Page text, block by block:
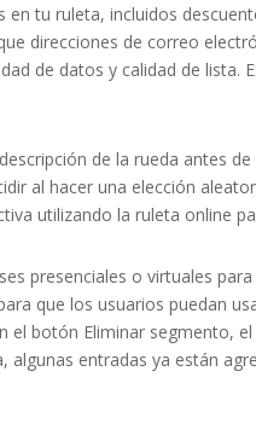
tu ruleta, incluidos
direcciones de correo
de datos y calidad de lista.
de la rueda antes
al hacer una elección
utilizando la ruleta online
presenciales o virtuales
que los usuarios puedan
el botón Eliminar segmento,
entradas ya están